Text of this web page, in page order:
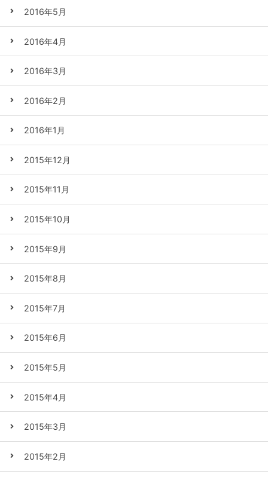
2016年5月
2016年4月
2016年3月
2016年2月
2016年1月
2015年12月
2015年11月
2015年10月
2015年9月
2015年8月
2015年7月
2015年6月
2015年5月
2015年4月
2015年3月
2015年2月